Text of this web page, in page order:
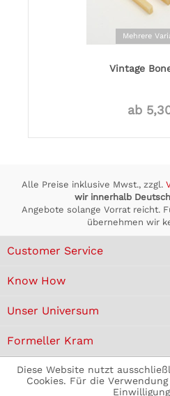
Mehrere
Vintage
ab
Alle Preise inklusive Mwst., zzgl.
wir innerhalb
Angebote solange Vorrat reicht.
übernehmen wir
Customer Service
Know How
Unser Universum
Formeller Kram
Diese Website nutzt
Cookies. Für die